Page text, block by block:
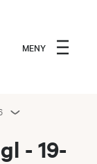
MENY
- 19-